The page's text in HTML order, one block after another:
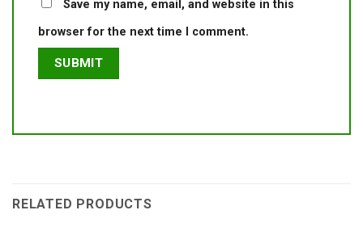
Save my name, email, and website in this
browser for the next time I comment.
RELATED PRODUCTS